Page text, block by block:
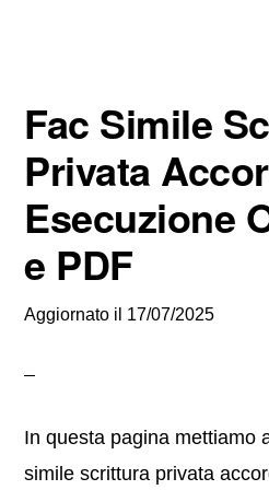
Fac Simile
Privata
Esecuzione
e PDF
Aggiornato il 17/07/2025
In questa pagina mettiamo
simile scrittura privata